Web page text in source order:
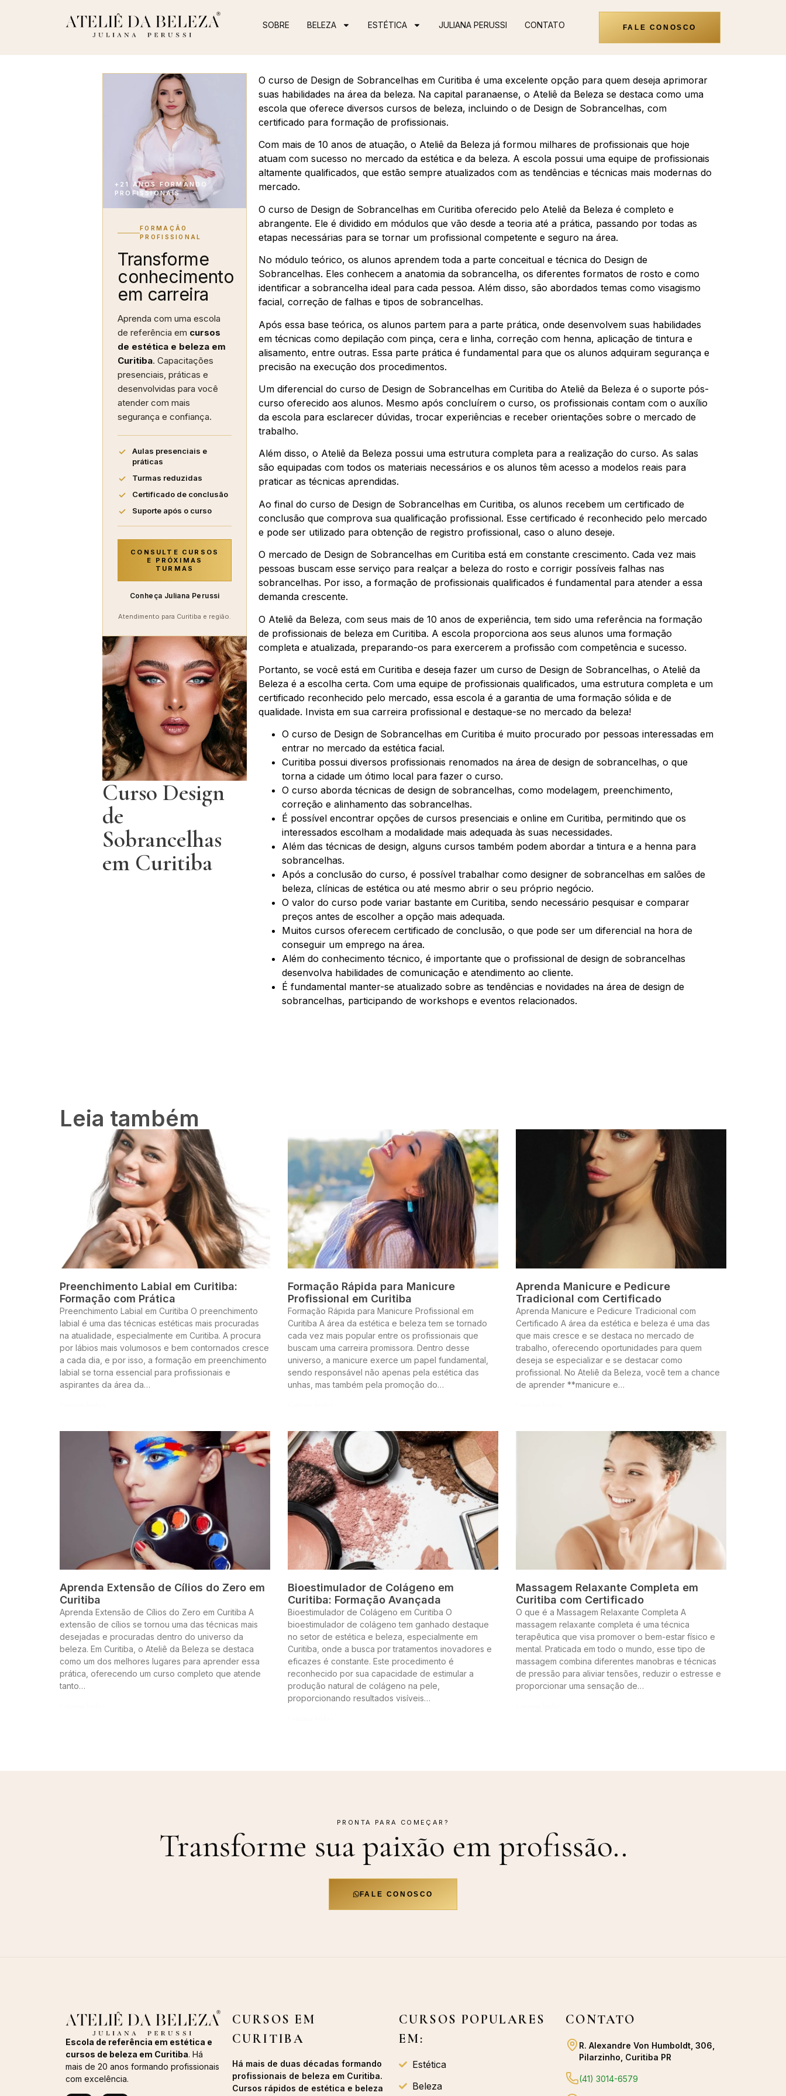
SOBRE BELEZA ESTÉTICA JULIANA PERUSSI CONTATO FALE CONOSCO
+21 ANOS FORMANDO
PROFISSIONAIS
FORMAÇÃO
PROFISSIONAL
Transforme
conhecimento
em carreira
Aprenda com uma escola
de referência em cursos
de estética e beleza em
Curitiba. Capacitações
presenciais, práticas e
desenvolvidas para você
atender com mais
segurança e confiança.
Aulas presenciais e
práticas
Turmas reduzidas
Certificado de conclusão
Suporte após o curso
CONSULTE CURSOS
E PRÓXIMAS
TURMAS
Conheça Juliana Perussi
Atendimento para Curitiba e região.
Curso Design
de
Sobrancelhas
em Curitiba
O curso de Design de Sobrancelhas em Curitiba é uma excelente opção para quem deseja aprimorar
suas habilidades na área da beleza. Na capital paranaense, o Ateliê da Beleza se destaca como uma
escola que oferece diversos cursos de beleza, incluindo o de Design de Sobrancelhas, com
certificado para formação de profissionais.
Com mais de 10 anos de atuação, o Ateliê da Beleza já formou milhares de profissionais que hoje
atuam com sucesso no mercado da estética e da beleza. A escola possui uma equipe de profissionais
altamente qualificados, que estão sempre atualizados com as tendências e técnicas mais modernas do
mercado.
O curso de Design de Sobrancelhas em Curitiba oferecido pelo Ateliê da Beleza é completo e
abrangente. Ele é dividido em módulos que vão desde a teoria até a prática, passando por todas as
etapas necessárias para se tornar um profissional competente e seguro na área.
No módulo teórico, os alunos aprendem toda a parte conceitual e técnica do Design de
Sobrancelhas. Eles conhecem a anatomia da sobrancelha, os diferentes formatos de rosto e como
identificar a sobrancelha ideal para cada pessoa. Além disso, são abordados temas como visagismo
facial, correção de falhas e tipos de sobrancelhas.
Após essa base teórica, os alunos partem para a parte prática, onde desenvolvem suas habilidades
em técnicas como depilação com pinça, cera e linha, correção com henna, aplicação de tintura e
alisamento, entre outras. Essa parte prática é fundamental para que os alunos adquiram segurança e
precisão na execução dos procedimentos.
Um diferencial do curso de Design de Sobrancelhas em Curitiba do Ateliê da Beleza é o suporte pós-
curso oferecido aos alunos. Mesmo após concluírem o curso, os profissionais contam com o auxílio
da escola para esclarecer dúvidas, trocar experiências e receber orientações sobre o mercado de
trabalho.
Além disso, o Ateliê da Beleza possui uma estrutura completa para a realização do curso. As salas
são equipadas com todos os materiais necessários e os alunos têm acesso a modelos reais para
praticar as técnicas aprendidas.
Ao final do curso de Design de Sobrancelhas em Curitiba, os alunos recebem um certificado de
conclusão que comprova sua qualificação profissional. Esse certificado é reconhecido pelo mercado
e pode ser utilizado para obtenção de registro profissional, caso o aluno deseje.
O mercado de Design de Sobrancelhas em Curitiba está em constante crescimento. Cada vez mais
pessoas buscam esse serviço para realçar a beleza do rosto e corrigir possíveis falhas nas
sobrancelhas. Por isso, a formação de profissionais qualificados é fundamental para atender a essa
demanda crescente.
O Ateliê da Beleza, com seus mais de 10 anos de experiência, tem sido uma referência na formação
de profissionais de beleza em Curitiba. A escola proporciona aos seus alunos uma formação
completa e atualizada, preparando-os para exercerem a profissão com competência e sucesso.
Portanto, se você está em Curitiba e deseja fazer um curso de Design de Sobrancelhas, o Ateliê da
Beleza é a escolha certa. Com uma equipe de profissionais qualificados, uma estrutura completa e um
certificado reconhecido pelo mercado, essa escola é a garantia de uma formação sólida e de
qualidade. Invista em sua carreira profissional e destaque-se no mercado da beleza!
O curso de Design de Sobrancelhas em Curitiba é muito procurado por pessoas interessadas em
entrar no mercado da estética facial.
Curitiba possui diversos profissionais renomados na área de design de sobrancelhas, o que
torna a cidade um ótimo local para fazer o curso.
O curso aborda técnicas de design de sobrancelhas, como modelagem, preenchimento,
correção e alinhamento das sobrancelhas.
É possível encontrar opções de cursos presenciais e online em Curitiba, permitindo que os
interessados escolham a modalidade mais adequada às suas necessidades.
Além das técnicas de design, alguns cursos também podem abordar a tintura e a henna para
sobrancelhas.
Após a conclusão do curso, é possível trabalhar como designer de sobrancelhas em salões de
beleza, clínicas de estética ou até mesmo abrir o seu próprio negócio.
O valor do curso pode variar bastante em Curitiba, sendo necessário pesquisar e comparar
preços antes de escolher a opção mais adequada.
Muitos cursos oferecem certificado de conclusão, o que pode ser um diferencial na hora de
conseguir um emprego na área.
Além do conhecimento técnico, é importante que o profissional de design de sobrancelhas
desenvolva habilidades de comunicação e atendimento ao cliente.
É fundamental manter-se atualizado sobre as tendências e novidades na área de design de
sobrancelhas, participando de workshops e eventos relacionados.
Leia também
Preenchimento Labial em Curitiba:
Formação com Prática
Preenchimento Labial em Curitiba O preenchimento
labial é uma das técnicas estéticas mais procuradas
na atualidade, especialmente em Curitiba. A procura
por lábios mais volumosos e bem contornados cresce
a cada dia, e por isso, a formação em preenchimento
labial se torna essencial para profissionais e
aspirantes da área da…
Formação Rápida para Manicure
Profissional em Curitiba
Formação Rápida para Manicure Profissional em
Curitiba A área da estética e beleza tem se tornado
cada vez mais popular entre os profissionais que
buscam uma carreira promissora. Dentro desse
universo, a manicure exerce um papel fundamental,
sendo responsável não apenas pela estética das
unhas, mas também pela promoção do…
Aprenda Manicure e Pedicure
Tradicional com Certificado
Aprenda Manicure e Pedicure Tradicional com
Certificado A área da estética e beleza é uma das
que mais cresce e se destaca no mercado de
trabalho, oferecendo oportunidades para quem
deseja se especializar e se destacar como
profissional. No Ateliê da Beleza, você tem a chance
de aprender **manicure e…
Aprenda Extensão de Cílios do Zero em
Curitiba
Aprenda Extensão de Cílios do Zero em Curitiba A
extensão de cílios se tornou uma das técnicas mais
desejadas e procuradas dentro do universo da
beleza. Em Curitiba, o Ateliê da Beleza se destaca
como um dos melhores lugares para aprender essa
prática, oferecendo um curso completo que atende
tanto…
Bioestimulador de Colágeno em
Curitiba: Formação Avançada
Bioestimulador de Colágeno em Curitiba O
bioestimulador de colágeno tem ganhado destaque
no setor de estética e beleza, especialmente em
Curitiba, onde a busca por tratamentos inovadores e
eficazes é constante. Este procedimento é
reconhecido por sua capacidade de estimular a
produção natural de colágeno na pele,
proporcionando resultados visíveis…
Massagem Relaxante Completa em
Curitiba com Certificado
O que é a Massagem Relaxante Completa A
massagem relaxante completa é uma técnica
terapêutica que visa promover o bem-estar físico e
mental. Praticada em todo o mundo, esse tipo de
massagem combina diferentes manobras e técnicas
de pressão para aliviar tensões, reduzir o estresse e
proporcionar uma sensação de…
PRONTA PARA COMEÇAR?
Transforme sua paixão emprofissão..
FALE CONOSCO
Escola de referência em estética e
cursos de beleza em Curitiba. Há
mais de 20 anos formando profissionais
com excelência.
CURSOS EM
CURITIBA
Há mais de duas décadas formando
profissionais de beleza em Curitiba.
Cursos rápidos de estética e beleza
CURSOS POPULARES
EM:
Estética
Beleza
CONTATO
R. Alexandre Von Humboldt, 306,
Pilarzinho, Curitiba PR
(41) 3014-6579